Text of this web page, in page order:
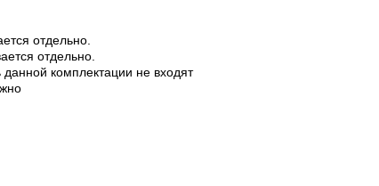
отдельно.
отдельно.
комплектации не входят